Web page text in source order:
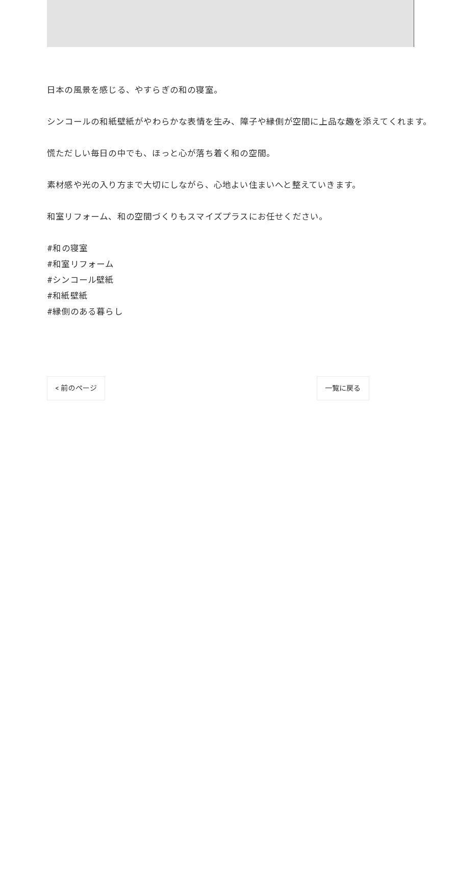
日本の風景を感じる、やすらぎの和の寝室。
⁡シンコールの和紙壁紙がやわらかな表情を生み、障子や縁側が空間に上品な趣を添えてくれます。⁡
慌ただしい毎日の中でも、ほっと心が落ち着く和の空間。⁡
素材感や光の入り方まで大切にしながら、心地よい住まいへと整えていきます。⁡
和室リフォーム、和の空間づくりもスマイズプラスにお任せください。
⁡#和の寝室
#和室リフォーム
#シンコール壁紙
#和紙壁紙
#縁側のある暮らし
< 前のページ 一覧に戻る